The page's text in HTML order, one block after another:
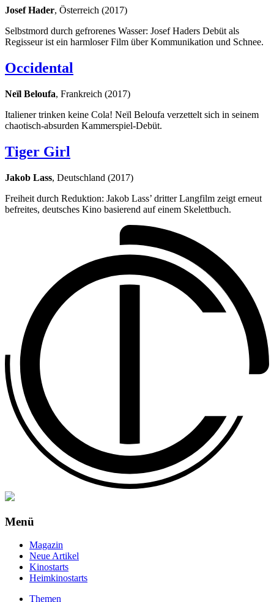
Josef Hader, Österreich (2017)
Selbstmord durch gefrorenes Wasser: Josef Haders Debüt als
Regisseur ist ein harmloser Film über Kommunikation und Schnee.
Occidental
Neïl Beloufa, Frankreich (2017)
Italiener trinken keine Cola! Neïl Beloufa verzettelt sich in seinem
chaotisch-absurden Kammerspiel-Debüt.
Tiger Girl
Jakob Lass, Deutschland (2017)
Freiheit durch Reduktion: Jakob Lass’ dritter Langfilm zeigt erneut
befreites, deutsches Kino basierend auf einem Skelettbuch.
Menü
Magazin
Neue Artikel
Kinostarts
Heimkinostarts
Themen